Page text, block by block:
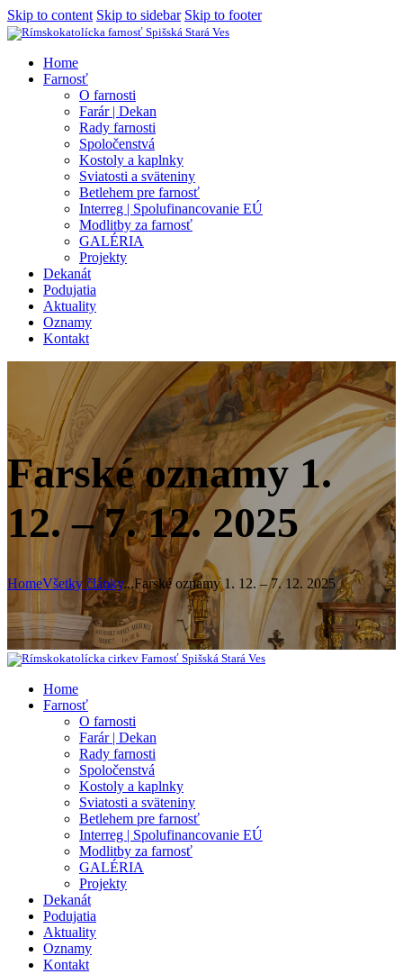
Skip to content Skip to sidebar Skip to footer
Home
Farnosť
O farnosti
Farár | Dekan
Rady farnosti
Spoločenstvá
Kostoly a kaplnky
Sviatosti a sväteniny
Betlehem pre farnosť
Interreg | Spolufinancovanie EÚ
Modlitby za farnosť
GALÉRIA
Projekty
Dekanát
Podujatia
Aktuality
Oznamy
Kontakt
Farské oznamy 1.
12. – 7. 12. 2025
HomeVšetky články...Farské oznamy 1. 12. – 7. 12. 2025
Home
Farnosť
O farnosti
Farár | Dekan
Rady farnosti
Spoločenstvá
Kostoly a kaplnky
Sviatosti a sväteniny
Betlehem pre farnosť
Interreg | Spolufinancovanie EÚ
Modlitby za farnosť
GALÉRIA
Projekty
Dekanát
Podujatia
Aktuality
Oznamy
Kontakt